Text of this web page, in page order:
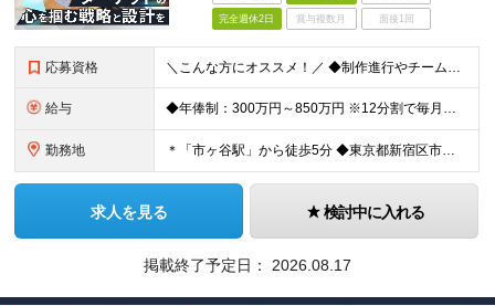
完全週休2日 賞与複数月 面接1回
応募資格 ＼こんな方にオススメ！／ ◆制作進行やチームでのプロジェクト経験がある方 ◆クライアントや社内メンバーと円滑にコミュニケーションを取れる方 ◆WEBやアプリ制作の進行やディレクションの実務経験をお持
給与 ◆年俸制：300万円～850万円 ※12分割で毎月支給 ※アシスタント（WEBディレクターを目指しているWEBデザイナーや コーダーなど関連スキルをお持ちの方、新卒や第二新卒の方）も含め、 スキル
勤務地 ＊「市ヶ谷駅」から徒歩5分 ◆東京都新宿区市谷左内町5 4F (変更の範囲)上記を除く当社関連勤務地
求人を見る 検討中に入れる
掲載終了予定日： 2026.08.17